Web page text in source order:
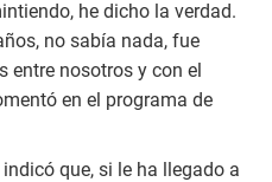
he dicho la verdad.
no sabía nada, fue
entre nosotros y con el
en el programa de
que, si le ha llegado a